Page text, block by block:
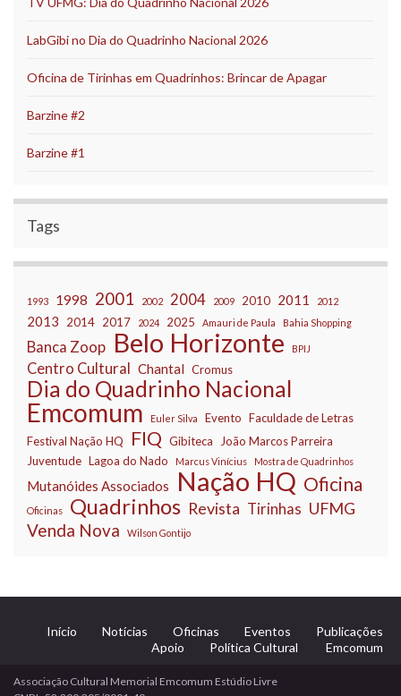
LabGibi no Dia do Quadrinho Nacional 2026
Oficina de Tirinhas em Quadrinhos: Brincar de Apagar
Barzine #2
Barzine #1
Tags
1993 1998 2001 2002 2004 2009 2010 2011 2012
2013 2014 2017 2024 2025 Amauri de Paula Bahia Shopping
Banca Zoop Belo Horizonte BPIJ
Centro Cultural Chantal Cromus
Dia do Quadrinho Nacional
Emcomum Euler Silva Evento Faculdade de Letras
Festival Nação HQ
FIQ Gibiteca
João Marcos Parreira
Juventude Lagoa do Nado Marcus Vinícius Mostra de Quadrinhos
Mutanóides Associados Nação HQ Oficina
Oficinas Quadrinhos Revista Tirinhas UFMG
Venda Nova Wilson Gontijo
Início Notícias Oficinas Eventos
Publicações
Apoio
Política Cultural Emcomum
Associação Cultural Memorial Emcomum Estúdio Livre